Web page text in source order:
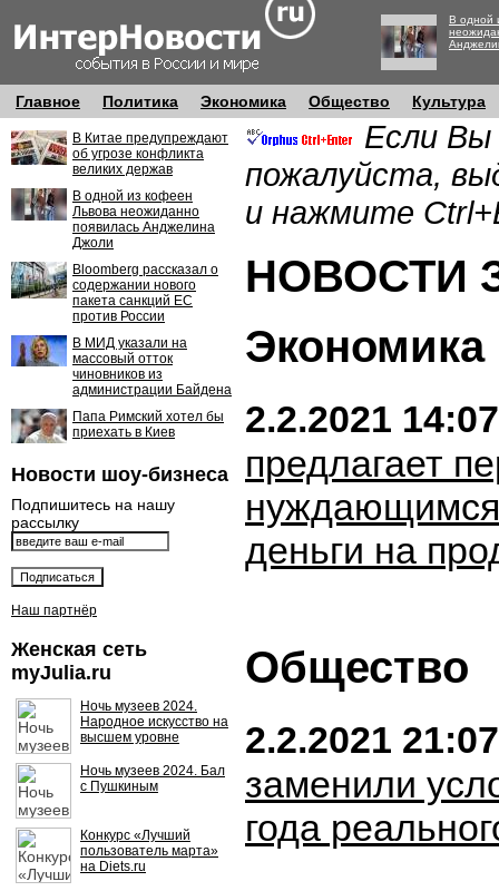
В одной
Главное Политика Экономика Общество Культура
В Китае предупреждают
об угрозе конфликта
великих держав
В одной из кофеен
Львова неожиданно
появилась Анджелина
Джоли
Bloomberg рассказал о
содержании нового
пакета санкций ЕС
против России
В МИД указали на
массовый отток
чиновников из
администрации Байдена
Папа Римский хотел бы
приехать в Киев
Новости шоу-бизнеса
Подпишитесь на нашу
рассылку
Наш партнёр
Женская сеть
myJulia.ru
Ночь музеев 2024.
Народное искусство на
высшем уровне
Ночь музеев 2024. Бал
с Пушкиным
Конкурс «Лучший
пользователь марта»
на Diets.ru
Если Вы
пожалуйста,
и нажмите
НОВОСТИ
Экономика
2.2.2021 14:07
предлагает
деньги на
Общество
2.2.2021 21:07
заменили
года